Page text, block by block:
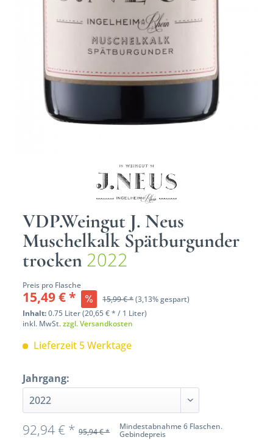
VDP.Weingut J. Neus
Muschelkalk Spätburgunder
trocken 2022
Preis pro Flasche
15,49 € * 15,99 € *(3,13% gespart)
Inhalt:0.75 Liter (20,65 € * / 1 Liter)
inkl. MwSt.zzgl. Versandkosten
Lieferzeit 5 Werktage
Jahrgang:
Mindestabnahme 6 Flaschen.
Gebindepreis
92,94 € * 95,94 € *